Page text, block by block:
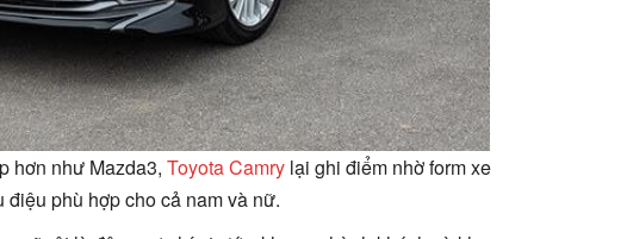
hơn như Mazda3, Toyota Camry lại ghi điểm nhờ form xe
phù hợp cho cả nam và nữ.